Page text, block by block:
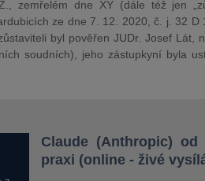
zemřelém dne XY (dále též jen
ze dne 7. 12. 2020, č. j. 32 D
byl pověřen JUDr. Josef Lát,
soudních), jeho zástupkyní byla
Claude (Anthropic)
praxi (online - živé
Kurzy lektora